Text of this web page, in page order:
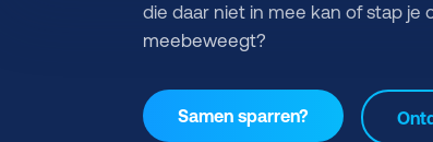
die daar niet in mee kan of stap je
meebeweegt?
Samen sparren?